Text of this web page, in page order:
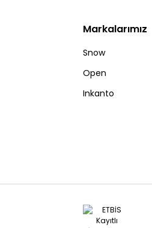
Markalarımız
Snow
Open
Inkanto